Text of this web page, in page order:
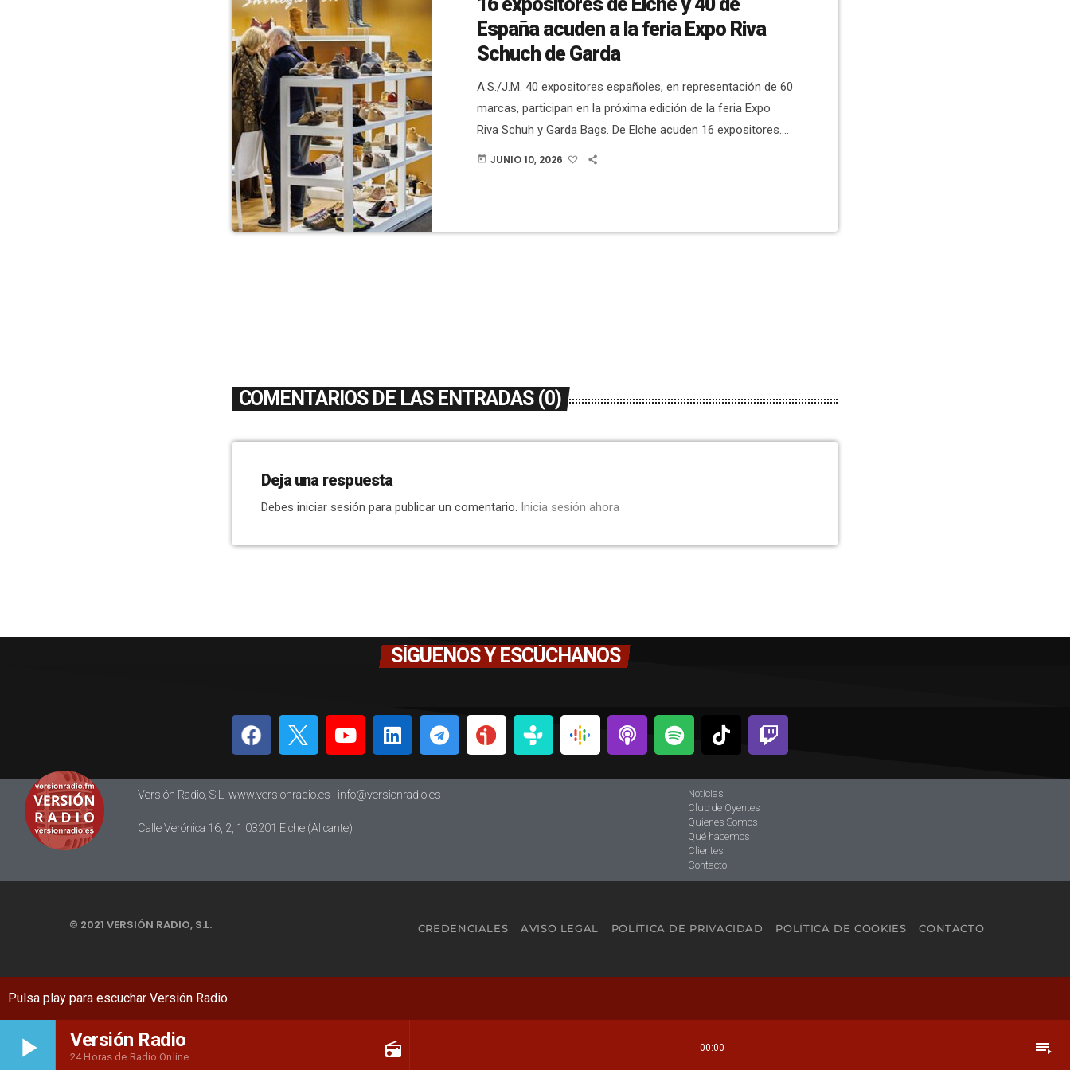
play_arrow Versión Radio
24 Horas de Radio Online radio 00:00 playlist_play
España acuden a la feria Expo Riva
Schuch de Garda
A.S./J.M. 40 expositores españoles, en representación de 60
marcas, participan en la próxima edición de la feria Expo
Riva Schuh y Garda Bags. De Elche acuden 16 expositores.
Es el evento que abre la temporada primavera/verano 27 y
distribución […]
today JUNIO 10, 2026
COMENTARIOS DE LAS ENTRADAS (0)
Deja una respuesta
Debes iniciar sesión para publicar un comentario. Inicia sesión ahora
SÍGUENOS Y ESCÚCHANOS
Versión Radio, S.L. www.versionradio.es | info@versionradio.es
Calle Verónica 16, 2, 1 03201 Elche (Alicante)
Noticias
Club de Oyentes
Quienes Somos
Qué hacemos
Clientes
Contacto
© 2021 VERSIÓN RADIO, S.L. CREDENCIALES AVISO LEGAL POLÍTICA DE PRIVACIDAD POLÍTICA DE COOKIES CONTACTO